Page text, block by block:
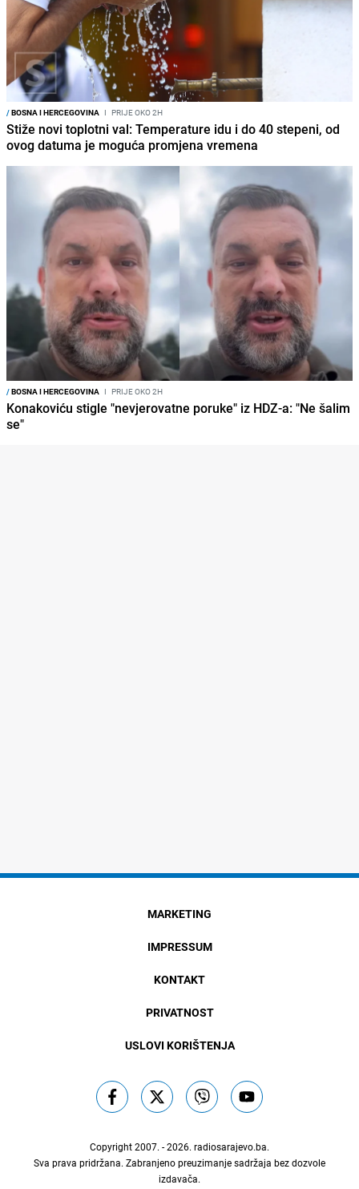
/BOSNA I HERCEGOVINA I PRIJE OKO 2H
Stiže novi toplotni val: Temperature idu i do 40 stepeni, od
ovog datuma je moguća promjena vremena
/BOSNA I HERCEGOVINA I PRIJE OKO 2H
Konakoviću stigle "nevjerovatne poruke" iz HDZ-a: "Ne šalim
se"
MARKETING
IMPRESSUM
KONTAKT
PRIVATNOST
USLOVI KORIŠTENJA
Copyright 2007. - 2026. radiosarajevo.ba.
Sva prava pridržana. Zabranjeno preuzimanje sadržaja bez dozvole
izdavača.